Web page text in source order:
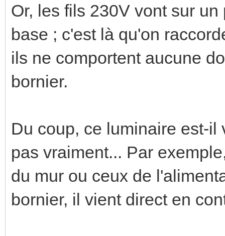
Or, les fils 230V vont sur
base ; c'est là qu'on
ils ne comportent aucune
bornier.
Du coup, ce luminaire est-
pas vraiment... Par
du mur ou ceux de
bornier, il vient direct en